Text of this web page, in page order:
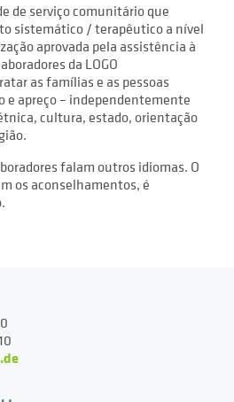
de serviço comunitário que
sistemático / terapêutico a nível
aprovada pela assistência à
da LOGO
as famílias e as pessoas
e apreço – independentemente
cultura, estado, orientação
falam outros idiomas. O
os aconselhamentos, é